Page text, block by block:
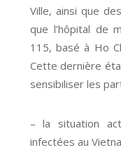
Ville, ainsi que
que l’hôpital de
115, basé à Ho
Cette dernière
sensibiliser les
– la situation
infectées au